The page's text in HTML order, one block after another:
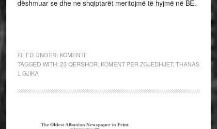
dëshmuar se dhe ne shqiptarët meritojmë të hyjmë në BE.
FILED UNDER: KOMENTE
TAGGED WITH:23 QERSHOR KOMENT PER ZGJEDHJET, THANAS
L GJIKA